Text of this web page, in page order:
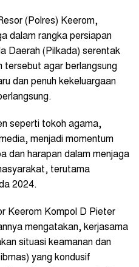
(Polres) Keerom,
dalam rangka persiapan
Daerah (Pilkada) serentak
tersebut agar berlangsung
dan penuh kekeluargaan
seperti tokoh agama,
menjadi momentum
dan harapan dalam menjaga
terutama
2024.
Keerom Kompol D Pieter
mengatakan, kerjasama
situasi keamanan dan
yang kondusif